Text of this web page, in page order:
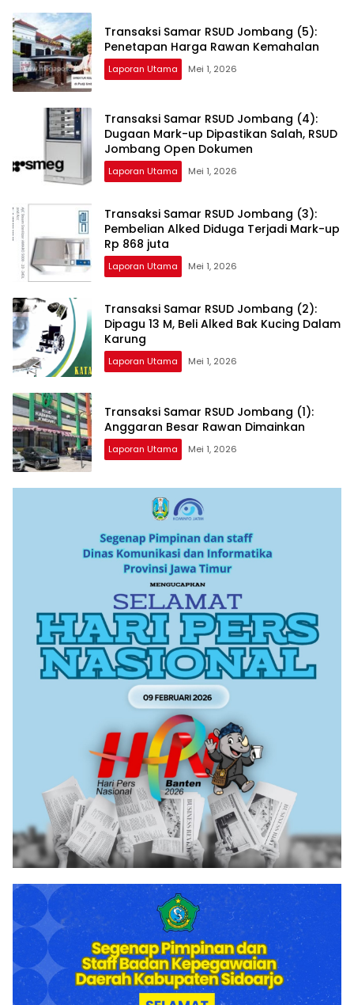
Transaksi Samar RSUD Jombang (5):
Penetapan Harga Rawan Kemahalan
Laporan Utama Mei 1, 2026
Transaksi Samar RSUD Jombang (4):
Dugaan Mark-up Dipastikan Salah, RSUD
Jombang Open Dokumen
Laporan Utama Mei 1, 2026
Transaksi Samar RSUD Jombang (3):
Pembelian Alked Diduga Terjadi Mark-up
Rp 868 juta
Laporan Utama Mei 1, 2026
Transaksi Samar RSUD Jombang (2):
Dipagu 13 M, Beli Alked Bak Kucing Dalam
Karung
Laporan Utama Mei 1, 2026
Transaksi Samar RSUD Jombang (1):
Anggaran Besar Rawan Dimainkan
Laporan Utama Mei 1, 2026